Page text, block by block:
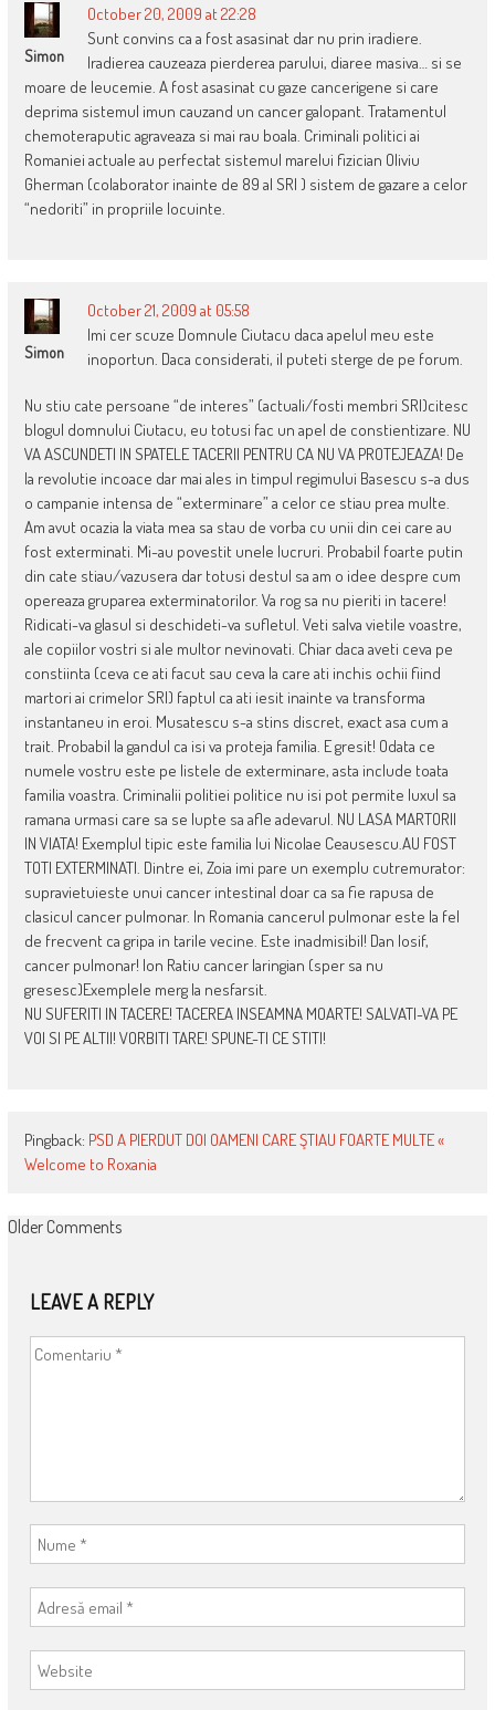
Simon
October 20, 2009 at 22:28
Sunt convins ca a fost asasinat dar nu prin iradiere.
Iradierea cauzeaza pierderea parului, diaree masiva… si se
moare de leucemie. A fost asasinat cu gaze cancerigene si care
deprima sistemul imun cauzand un cancer galopant. Tratamentul
chemoteraputic agraveaza si mai rau boala. Criminali politici ai
Romaniei actuale au perfectat sistemul marelui fizician Oliviu
Gherman (colaborator inainte de 89 al SRI ) sistem de gazare a celor
“nedoriti” in propriile locuinte.
Simon
October 21, 2009 at 05:58
Imi cer scuze Domnule Ciutacu daca apelul meu este
inoportun. Daca considerati, il puteti sterge de pe forum.
Nu stiu cate persoane “de interes” (actuali/fosti membri SRI)citesc
blogul domnului Ciutacu, eu totusi fac un apel de constientizare. NU
VA ASCUNDETI IN SPATELE TACERII PENTRU CA NU VA PROTEJEAZA! De
la revolutie incoace dar mai ales in timpul regimului Basescu s-a dus
o campanie intensa de “exterminare” a celor ce stiau prea multe.
Am avut ocazia la viata mea sa stau de vorba cu unii din cei care au
fost exterminati. Mi-au povestit unele lucruri. Probabil foarte putin
din cate stiau/vazusera dar totusi destul sa am o idee despre cum
opereaza gruparea exterminatorilor. Va rog sa nu pieriti in tacere!
Ridicati-va glasul si deschideti-va sufletul. Veti salva vietile voastre,
ale copiilor vostri si ale multor nevinovati. Chiar daca aveti ceva pe
constiinta (ceva ce ati facut sau ceva la care ati inchis ochii fiind
martori ai crimelor SRI) faptul ca ati iesit inainte va transforma
instantaneu in eroi. Musatescu s-a stins discret, exact asa cum a
trait. Probabil la gandul ca isi va proteja familia. E gresit! Odata ce
numele vostru este pe listele de exterminare, asta include toata
familia voastra. Criminalii politiei politice nu isi pot permite luxul sa
ramana urmasi care sa se lupte sa afle adevarul. NU LASA MARTORII
IN VIATA! Exemplul tipic este familia lui Nicolae Ceausescu.AU FOST
TOTI EXTERMINATI. Dintre ei, Zoia imi pare un exemplu cutremurator:
supravietuieste unui cancer intestinal doar ca sa fie rapusa de
clasicul cancer pulmonar. In Romania cancerul pulmonar este la fel
de frecvent ca gripa in tarile vecine. Este inadmisibil! Dan Iosif,
cancer pulmonar! Ion Ratiu cancer laringian (sper sa nu
gresesc)Exemplele merg la nesfarsit.
NU SUFERITI IN TACERE! TACEREA INSEAMNA MOARTE! SALVATI-VA PE
VOI SI PE ALTII! VORBITI TARE! SPUNE-TI CE STITI!
Pingback: PSD A PIERDUT DOI OAMENI CARE ŞTIAU FOARTE MULTE «
Welcome to Roxania
COMMENT
Older Comments
LEAVE A REPLY